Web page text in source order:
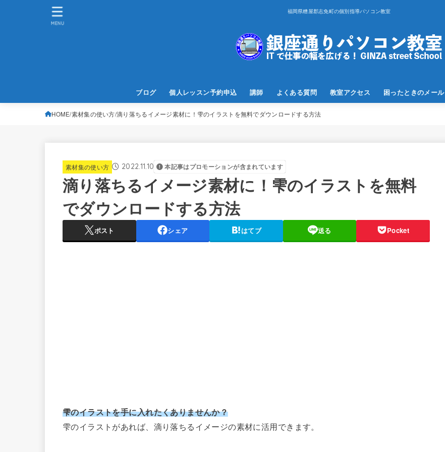
福岡県糟屋郡志免町の個別指導パソコン教室
ブログ 個人レッスン予約申込 講師 よくある質問 教室アクセス 困ったときのメール
MENU
HOME 素材集の使い方 滴り落ちるイメージ素材に！雫のイラストを無料でダウンロードする方法
素材集の使い方 2022.11.10 本記事はプロモーションが含まれています
滴り落ちるイメージ素材に！雫のイラストを無料
でダウンロードする方法
ポスト シェア はてブ 送る Pocket
雫のイラストを手に入れたくありませんか？
雫のイラストがあれば、滴り落ちるイメージの素材に活用できます。